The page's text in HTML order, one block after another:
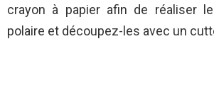
crayon à papier afin de réaliser
polaire et découpez-les avec un